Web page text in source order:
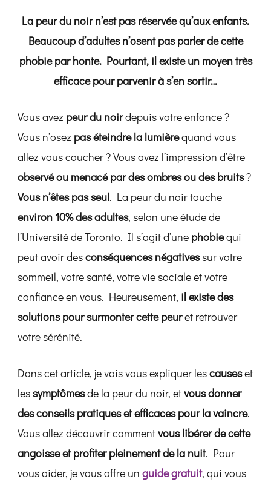
La peur du noir n’est pas réservée qu’aux enfants.
Beaucoup d’adultes n’osent pas parler de cette
phobie par honte. Pourtant, il existe un moyen très
efficace pour parvenir à s’en sortir…
Vous avez peur du noirdepuis votre enfance ?
Vous n’osez pas éteindre la lumièrequand vous
allez vous coucher ? Vous avez l’impression d’être
observé ou menacé par des ombres ou des bruits?
Vous n’êtes pas seul. La peur du noir touche
environ 10% des adultes, selon une étude de
l’Université de Toronto. Il s’agit d’une phobiequi
peut avoir desconséquences négativessur votre
sommeil, votre santé, votre vie sociale et votre
confiance en vous. Heureusement, il existe des
solutions pour surmonter cette peuret retrouver
votre sérénité.
Dans cet article, je vais vous expliquer lescauseset
lessymptômesde la peur du noir, etvous donner
des conseils pratiques et efficaces pour la vaincre.
Vous allez découvrir commentvous libérer de cette
angoisse et profiter pleinement de la nuit. Pour
vous aider, je vous offre un guide gratuit, qui vous